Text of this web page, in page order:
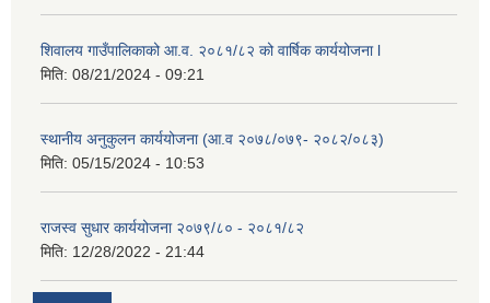
शिवालय गाउँपालिकाको आ.व. २०८१/८२ को वार्षिक कार्ययोजना l
मिति: 08/21/2024 - 09:21
स्थानीय अनुकुलन कार्ययोजना (आ.व २०७८/०७९- २०८२/०८३)
मिति: 05/15/2024 - 10:53
राजस्व सुधार कार्ययोजना २०७९/८० - २०८१/८२
मिति: 12/28/2022 - 21:44